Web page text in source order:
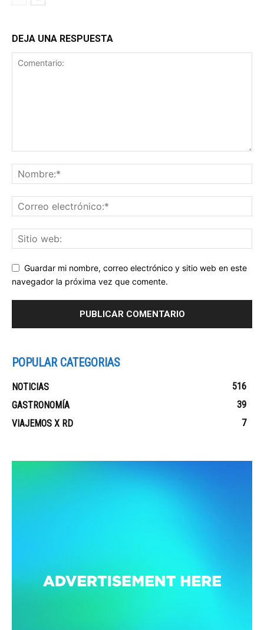
DEJA UNA RESPUESTA
Guardar mi nombre, correo electrónico y sitio web en este
navegador la próxima vez que comente.
POPULAR CATEGORIAS
NOTICIAS
516
GASTRONOMÍA
39
VIAJEMOS X RD
7